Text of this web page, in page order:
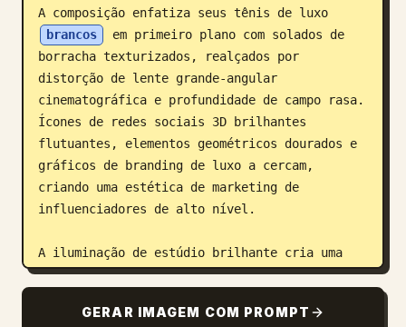
A composição enfatiza seus tênis de luxo
brancos
em primeiro plano com solados de
borracha texturizados, realçados por
distorção de lente grande-angular
cinematográfica e profundidade de campo rasa.
Ícones de redes sociais 3D brilhantes
flutuantes, elementos geométricos dourados e
gráficos de branding de luxo a cercam,
criando uma estética de marketing de
influenciadores de alto nível.
A iluminação de estúdio brilhante cria uma
atmosfera promocional premium vibrante, com
do telefone contrastando com texturas de
GERAR IMAGEM COM PROMPT